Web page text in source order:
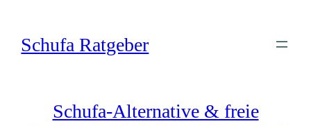
springen
Schufa Ratgeber
Schufa-Alternative & freie